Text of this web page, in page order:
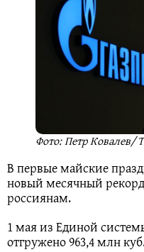
Фото: Петр Ковалев/
В первые майские
новый месячный
россиянам.
1 мая из Единой
отгружено 963,4 млн